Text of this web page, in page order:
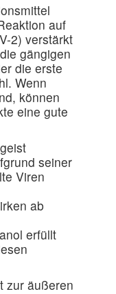
auf
2) verstärkt
gängigen
die erste
Wenn
können
eine gute
seiner
Viren
ab
erfüllt
zur äußeren